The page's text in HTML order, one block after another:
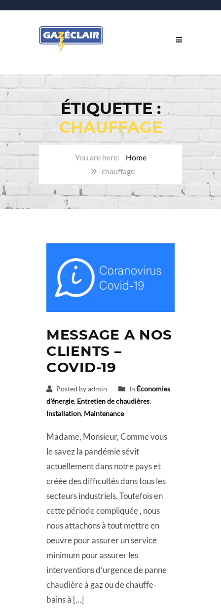
ÉTIQUETTE :
CHAUFFAGE
Home
chauffage
MESSAGE A NOS
CLIENTS –
COVID-19
Posted by admin In Économies
d'énergie, Entretien de chaudières,
Installation, Maintenance
Madame, Monsieur, Comme vous
le savez la pandémie sévit
actuellement dans notre pays et
créée des difficultés dans tous les
secteurs industriels. Toutefois en
cette période compliquée , nous
nous attachons à tout mettre en
oeuvre pour assurer un service
minimum pour assurer les
interventions d’urgence de panne
chaudière à gaz ou de chauffe-
bains à […]